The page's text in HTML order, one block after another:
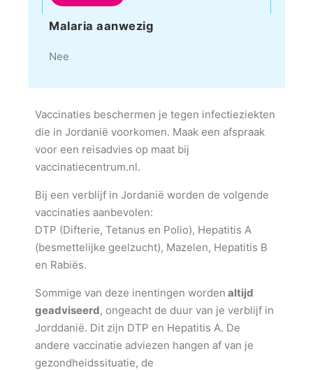
Malaria aanwezig
Nee
Vaccinaties beschermen je tegen infectieziekten
die in Jordanië voorkomen. Maak een afspraak
voor een reisadvies op maat bij
vaccinatiecentrum.nl.
Bij een verblijf in Jordanië worden de volgende
vaccinaties aanbevolen:
DTP (Difterie, Tetanus en Polio), Hepatitis A
(besmettelijke geelzucht), Mazelen, Hepatitis B
en Rabiës.
Sommige van deze inentingen worden altijd
geadviseerd, ongeacht de duur van je verblijf in
Jorddanië. Dit zijn DTP en Hepatitis A. De
andere vaccinatie adviezen hangen af van je
gezondheidssituatie, de